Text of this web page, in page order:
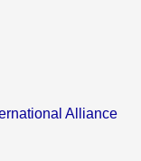
Alliance